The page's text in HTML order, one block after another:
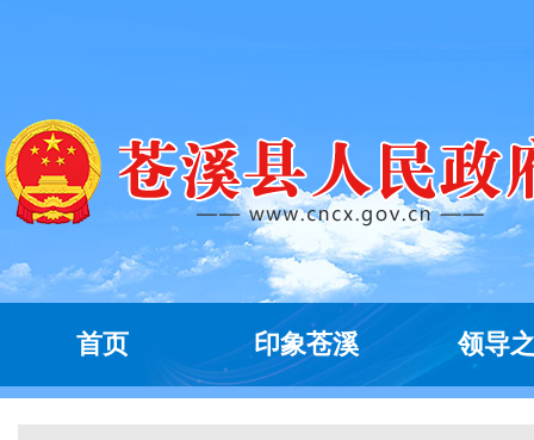
首页 印象苍溪 领导